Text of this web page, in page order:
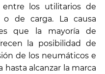
entre los utilitarios de
o de carga. La causa
que la mayoría de
la posibilidad de
de los neumáticos e
alcanzar la marca